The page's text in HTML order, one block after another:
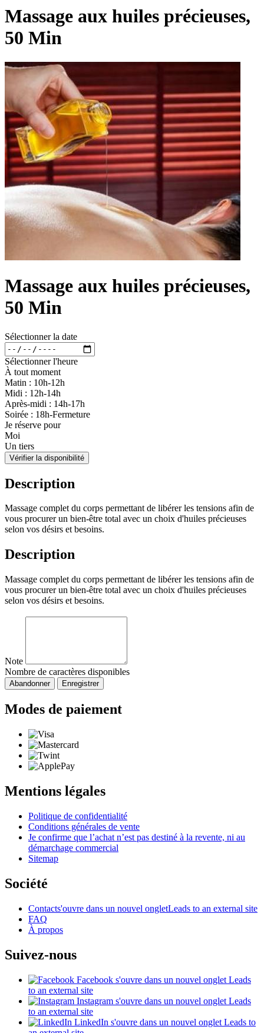
Massage aux huiles précieuses,
50 Min
Massage aux huiles précieuses,
50 Min
Sélectionner la date
Sélectionner l'heure
À tout moment
Matin : 10h-12h
Midi : 12h-14h
Après-midi : 14h-17h
Soirée : 18h-Fermeture
Je réserve pour
Moi
Un tiers
Vérifier la disponibilité
Description
Massage complet du corps permettant de libérer les tensions afin de
vous procurer un bien-être total avec un choix d'huiles précieuses
selon vos désirs et besoins.
Description
Massage complet du corps permettant de libérer les tensions afin de
vous procurer un bien-être total avec un choix d'huiles précieuses
selon vos désirs et besoins.
Note
Nombre de caractères disponibles
Abandonner Enregistrer
Modes de paiement
Mentions légales
Politique de confidentialité
Conditions générales de vente
Je confirme que l’achat n’est pas destiné à la revente, ni au
démarchage commercial
Sitemap
Société
Contacts'ouvre dans un nouvel ongletLeads to an external site
FAQ
À propos
Suivez-nous
Facebook s'ouvre dans un nouvel onglet Leads
to an external site
Instagram s'ouvre dans un nouvel onglet Leads
to an external site
LinkedIn s'ouvre dans un nouvel onglet Leads to